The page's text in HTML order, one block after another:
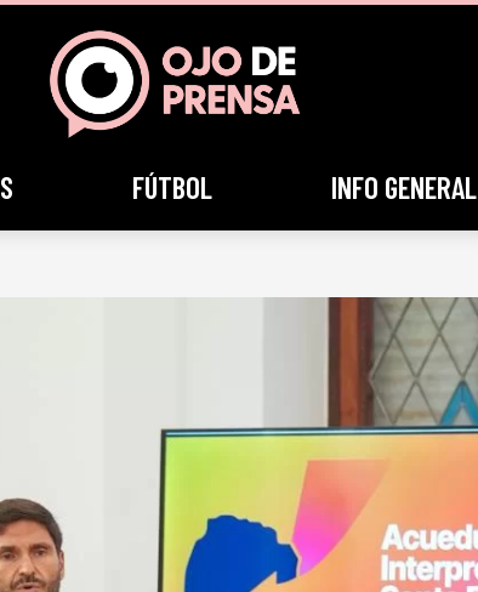
FÚTBOL INFO GENERAL